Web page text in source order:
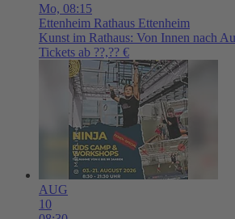
Mo, 08:15
Ettenheim Rathaus Ettenheim
Kunst im Rathaus: Von Innen nach
Tickets ab ??,?? €
AUG
10